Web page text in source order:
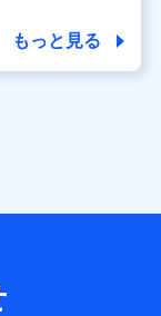
関連サービスに
もっと見る